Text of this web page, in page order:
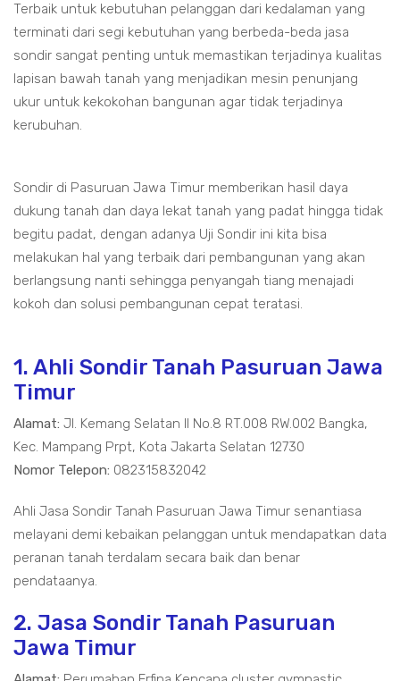
Terbaik untuk kebutuhan pelanggan dari kedalaman yang
terminati dari segi kebutuhan yang berbeda-beda jasa
sondir sangat penting untuk memastikan terjadinya kualitas
lapisan bawah tanah yang menjadikan mesin penunjang
ukur untuk kekokohan bangunan agar tidak terjadinya
kerubuhan.
Sondir di Pasuruan Jawa Timur memberikan hasil daya
dukung tanah dan daya lekat tanah yang padat hingga tidak
begitu padat, dengan adanya Uji Sondir ini kita bisa
melakukan hal yang terbaik dari pembangunan yang akan
berlangsung nanti sehingga penyangah tiang menajadi
kokoh dan solusi pembangunan cepat teratasi.
1. Ahli Sondir Tanah Pasuruan Jawa
Timur
Alamat: Jl. Kemang Selatan II No.8 RT.008 RW.002 Bangka,
Kec. Mampang Prpt, Kota Jakarta Selatan 12730
Nomor Telepon: 082315832042
Ahli Jasa Sondir Tanah Pasuruan Jawa Timur senantiasa
melayani demi kebaikan pelanggan untuk mendapatkan data
peranan tanah terdalam secara baik dan benar
pendataanya.
2. Jasa Sondir Tanah Pasuruan
Jawa Timur